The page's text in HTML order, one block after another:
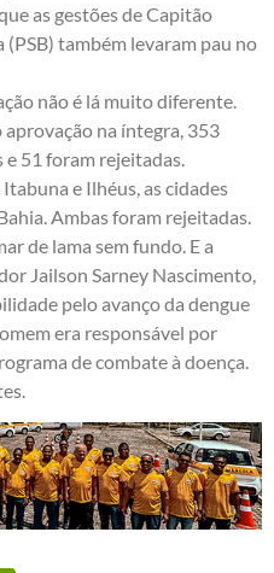
as gestões de Capitão
também levaram pau no
não é lá muito diferente.
na íntegra, 353
e 51 foram rejeitadas.
e Ilhéus, as cidades
Ambas foram rejeitadas.
de lama sem fundo. E a
Jailson Sarney Nascimento,
pelo avanço da dengue
era responsável por
de combate à doença.